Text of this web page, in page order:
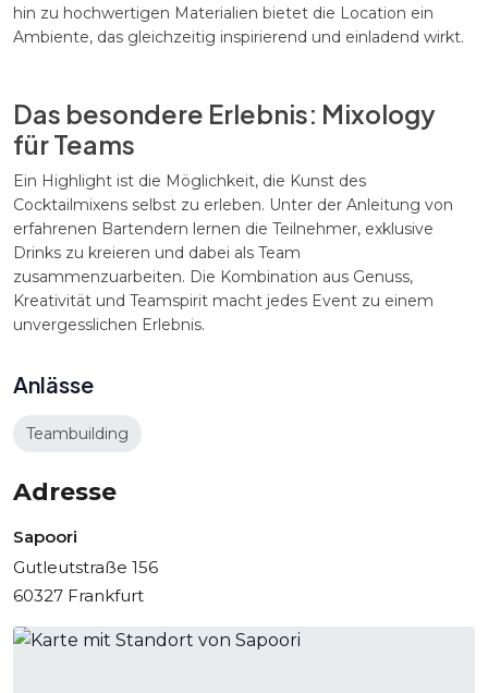
hin zu hochwertigen Materialien bietet die Location ein
Ambiente, das gleichzeitig inspirierend und einladend wirkt.
Das besondere Erlebnis: Mixology
für Teams
Ein Highlight ist die Möglichkeit, die Kunst des
Cocktailmixens selbst zu erleben. Unter der Anleitung von
erfahrenen Bartendern lernen die Teilnehmer, exklusive
Drinks zu kreieren und dabei als Team
zusammenzuarbeiten. Die Kombination aus Genuss,
Kreativität und Teamspirit macht jedes Event zu einem
unvergesslichen Erlebnis.
Anlässe
Teambuilding
Adresse
Sapoori
Gutleutstraße 156
60327 Frankfurt